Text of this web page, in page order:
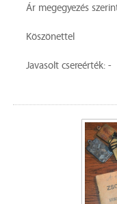
Ár megegyezés
Köszönettel
Javasolt csereérték: -